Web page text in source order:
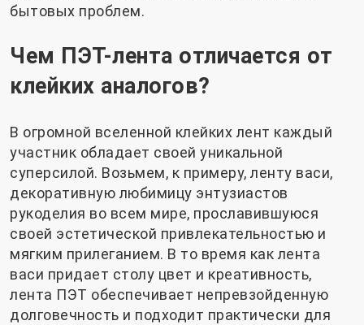
бытовых проблем.
Чем ПЭТ-лента отличается от
клейких аналогов?
В огромной вселенной клейких лент каждый
участник обладает своей уникальной
суперсилой. Возьмем, к примеру, ленту васи,
декоративную любимицу энтузиастов
рукоделия во всем мире, прославившуюся
своей эстетической привлекательностью и
мягким прилеганием. В то время как лента
васи придает столу цвет и креативность,
лента ПЭТ обеспечивает непревзойденную
долговечность и подходит практически для